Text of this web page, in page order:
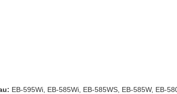
EB-595Wi, EB-585Wi, EB-585WS, EB-585W, EB-